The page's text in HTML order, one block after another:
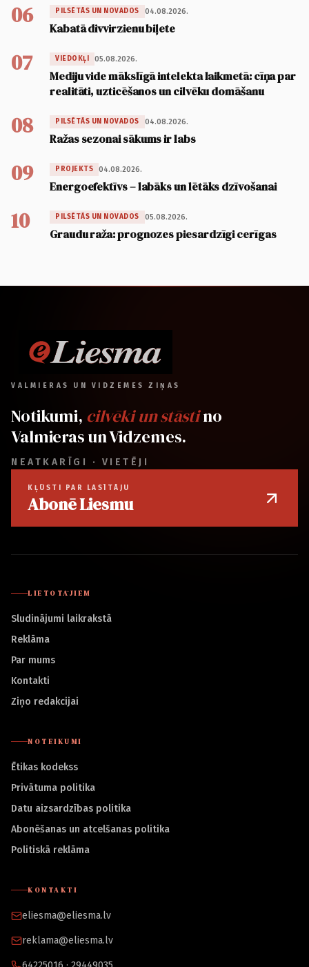
06 PILSĒTĀS UN NOVADOS 04.08.2026.
Kabatā divvirzienu biļete
07 VIEDOKĻI 05.08.2026.
Mediju vide mākslīgā intelekta laikmetā: cīņa par
realitāti, uzticēšanos un cilvēku domāšanu
08 PILSĒTĀS UN NOVADOS 04.08.2026.
Ražas sezonai sākums ir labs
09 PROJEKTS 04.08.2026.
Energoefektīvs – labāks un lētāks dzīvošanai
10 PILSĒTĀS UN NOVADOS 05.08.2026.
Graudu raža: prognozes piesardzīgi cerīgas
VALMIERAS UN VIDZEMES ZIŅAS
Notikumi, cilvēki un stāstino
Valmieras un Vidzemes.
NEATKARĪGI · VIETĒJI
KĻŪSTI PAR LASĪTĀJU
Abonē Liesmu
LIETOTĀJIEM
Sludinājumi laikrakstā
Reklāma
Par mums
Kontakti
Ziņo redakcijai
NOTEIKUMI
Ētikas kodekss
Privātuma politika
Datu aizsardzības politika
Abonēšanas un atcelšanas politika
Politiskā reklāma
KONTAKTI
eliesma@eliesma.lv
reklama@eliesma.lv